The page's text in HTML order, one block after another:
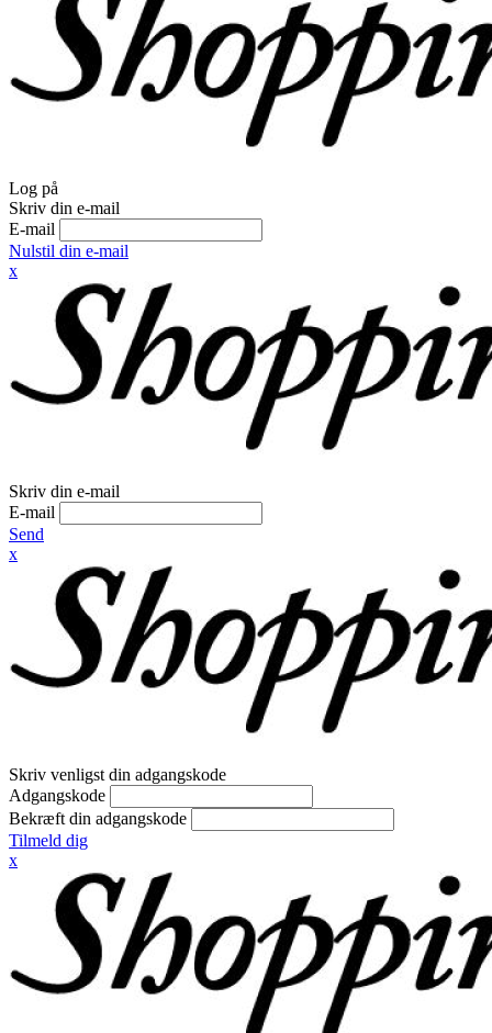
Log på
Skriv din e-mail
E-mail
Nulstil din e-mail
x
Skriv din e-mail
E-mail
Send
x
Skriv venligst din adgangskode
Adgangskode
Bekræft din adgangskode
Tilmeld dig
x